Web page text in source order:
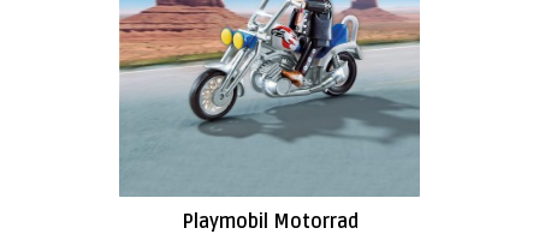
Playmobil Motorrad